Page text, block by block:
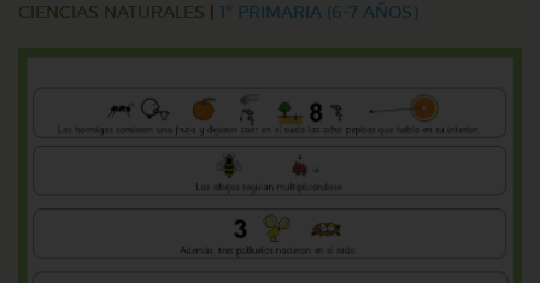
CIENCIAS NATURALES 1º PRIMARIA (6-7 AÑOS)